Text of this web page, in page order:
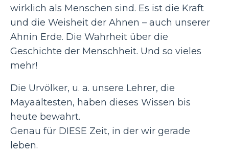
wirklich als Menschen sind. Es ist die Kraft
und die Weisheit der Ahnen – auch unserer
Ahnin Erde. Die Wahrheit über die
Geschichte der Menschheit. Und so vieles
mehr!
Die Urvölker, u. a. unsere Lehrer, die
Mayaältesten, haben dieses Wissen bis
heute bewahrt.
Genau für DIESE Zeit, in der wir gerade
leben.